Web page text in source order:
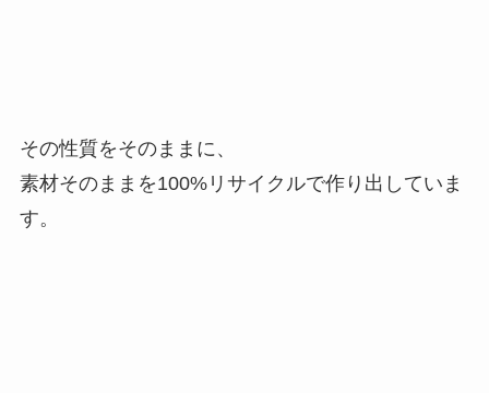
その性質をそのままに、
素材そのままを100%リサイクルで作り出していま
す。